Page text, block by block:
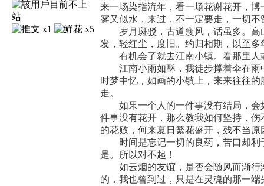
x1 x5
来一场染指流年，看一场花谢花开，
雾又似水，来过，不一定要走，一切不
岁月斑驳，古道瘦风，话虽多。高
发，轻红尘，度旧。约归相期，以至
有机会了就去江南小镇。看那里人
江南小雨如酥，我徒步撑着伞在雨
时梦中忆，如画的小镇上，来来往往
走。
如果一个人的一件事没有结局，会
件事没有花开，那么教我如何坚持，
的花败，何来夏日繁花盛开，残不当
时间是忘记一切的良药，苦口却利
是。所以对不起！
如云烟的友谊，是否会随风而渐行
的，我也曾到过，只是在灵魂的那一